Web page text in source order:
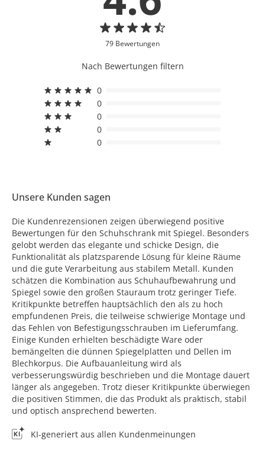
79 Bewertungen
Nach Bewertungen filtern
0
0
0
0
0
Unsere Kunden sagen
Die Kundenrezensionen zeigen überwiegend positive
Bewertungen für den Schuhschrank mit Spiegel. Besonders
gelobt werden das elegante und schicke Design, die
Funktionalität als platzsparende Lösung für kleine Räume
und die gute Verarbeitung aus stabilem Metall. Kunden
schätzen die Kombination aus Schuhaufbewahrung und
Spiegel sowie den großen Stauraum trotz geringer Tiefe.
Kritikpunkte betreffen hauptsächlich den als zu hoch
empfundenen Preis, die teilweise schwierige Montage und
das Fehlen von Befestigungsschrauben im Lieferumfang.
Einige Kunden erhielten beschädigte Ware oder
bemängelten die dünnen Spiegelplatten und Dellen im
Blechkorpus. Die Aufbauanleitung wird als
verbesserungswürdig beschrieben und die Montage dauert
länger als angegeben. Trotz dieser Kritikpunkte überwiegen
die positiven Stimmen, die das Produkt als praktisch, stabil
und optisch ansprechend bewerten.
KI-generiert aus allen Kundenmeinungen